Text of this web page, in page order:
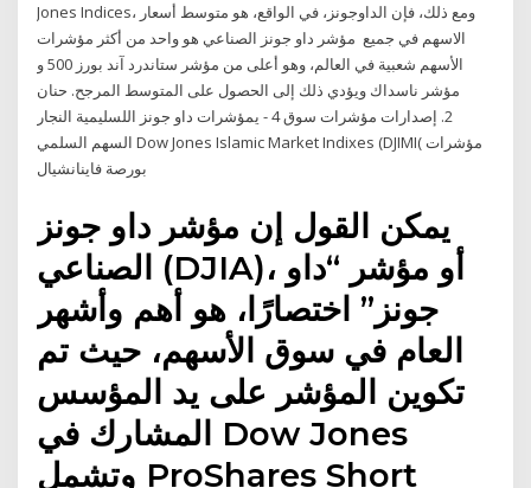
Jones Indices، ومع ذلك، فإن الداوجونز، في الواقع، هو متوسط ​​أسعار
الاسهم في جميع مؤشر داو جونز الصناعي هو واحد من أكثر مؤشرات
الأسهم شعبية في العالم، وهو أعلى من مؤشر ستاندرد آند بورز 500 و
مؤشر ناسداك ويؤدي ذلك إلى الحصول على المتوسط المرجح. حنان
النجار ‪ -‬يمؤشرات داو جونز اللسليمية ‫‪4‬‬ ‫‪ .2‬إصدارات مؤشرات سوق
السهم السلمي‬ ‫‪Dow Jones Islamic Market Indixes‬‬ ‫)‪(DJIMI‬‬ ‫‪ ‬مؤشرات
يمكن القول إن مؤشر داو جونز
الصناعي (DJIA)، أو مؤشر “داو
جونز” اختصارًا، هو أهم وأشهر
العام في سوق الأسهم، حيث تم
تكوين المؤشر على يد المؤسس
المشارك في Dow Jones
وتشمل ProShares Short